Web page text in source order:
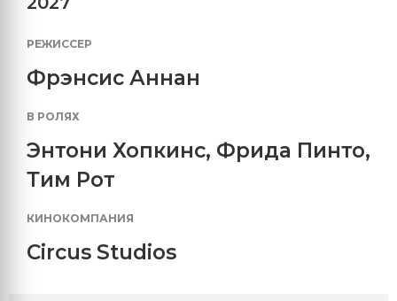
РЕЖИССЕР
Фрэнсис Аннан
В РОЛЯХ
Энтони Хопкинс, Фрида Пинто,
Тим Рот
КИНОКОМПАНИЯ
Circus Studios